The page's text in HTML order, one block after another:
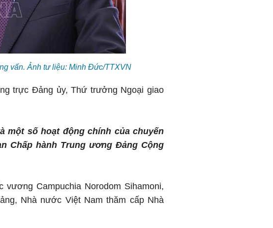
vấn. Ảnh tư liệu: Minh Đức/TTXVN
trực Đảng ủy, Thứ trưởng Ngoại giao
một số hoạt động chính của chuyến
Chấp hành Trung ương Đảng Cộng
vương Campuchia Norodom Sihamoni,
Nhà nước Việt Nam thăm cấp Nhà